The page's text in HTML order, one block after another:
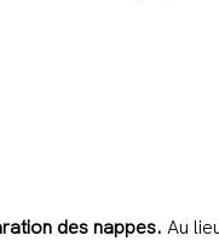
des nappes. Au